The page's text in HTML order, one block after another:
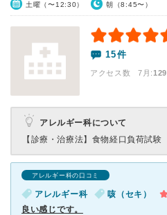
土曜（〜12:30） 朝（8:45〜）
15件
アクセス数 7月:129
アレルギー科について
【診療・治療法】 食物経口負荷試験
アレルギー科の口コミ
アレルギー科 咳（セキ）
良い感じです。